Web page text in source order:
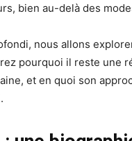
bien au-delà des
nous allons
pourquoi il reste une
et en quoi son